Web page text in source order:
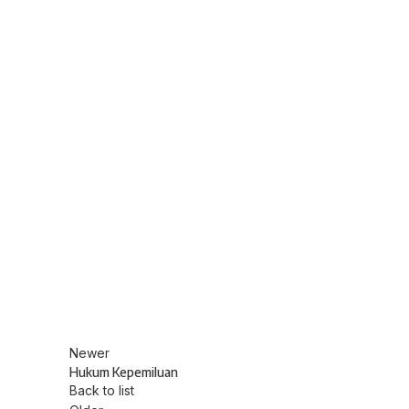
Newer
Hukum Kepemiluan
Back to list